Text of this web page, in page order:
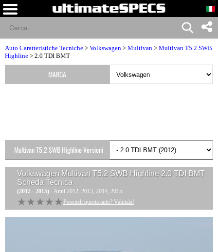
Auto Caratteristiche Tecniche > Volkswagen > Multivan > Multivan T5.2 SWB
Highline > 2.0 TDI BMT
Volkswagen Multivan T5.2 SWB Highline 2.0 TDI BMT
Scheda Tecnica
(2012 - 2015) - Anni 2012, 2013, 2014, 2015
★★★★★
★★★★★ Possiedi questa auto? Valutala!
MARCA
Multivan T5.2 SWB Highline Versioni